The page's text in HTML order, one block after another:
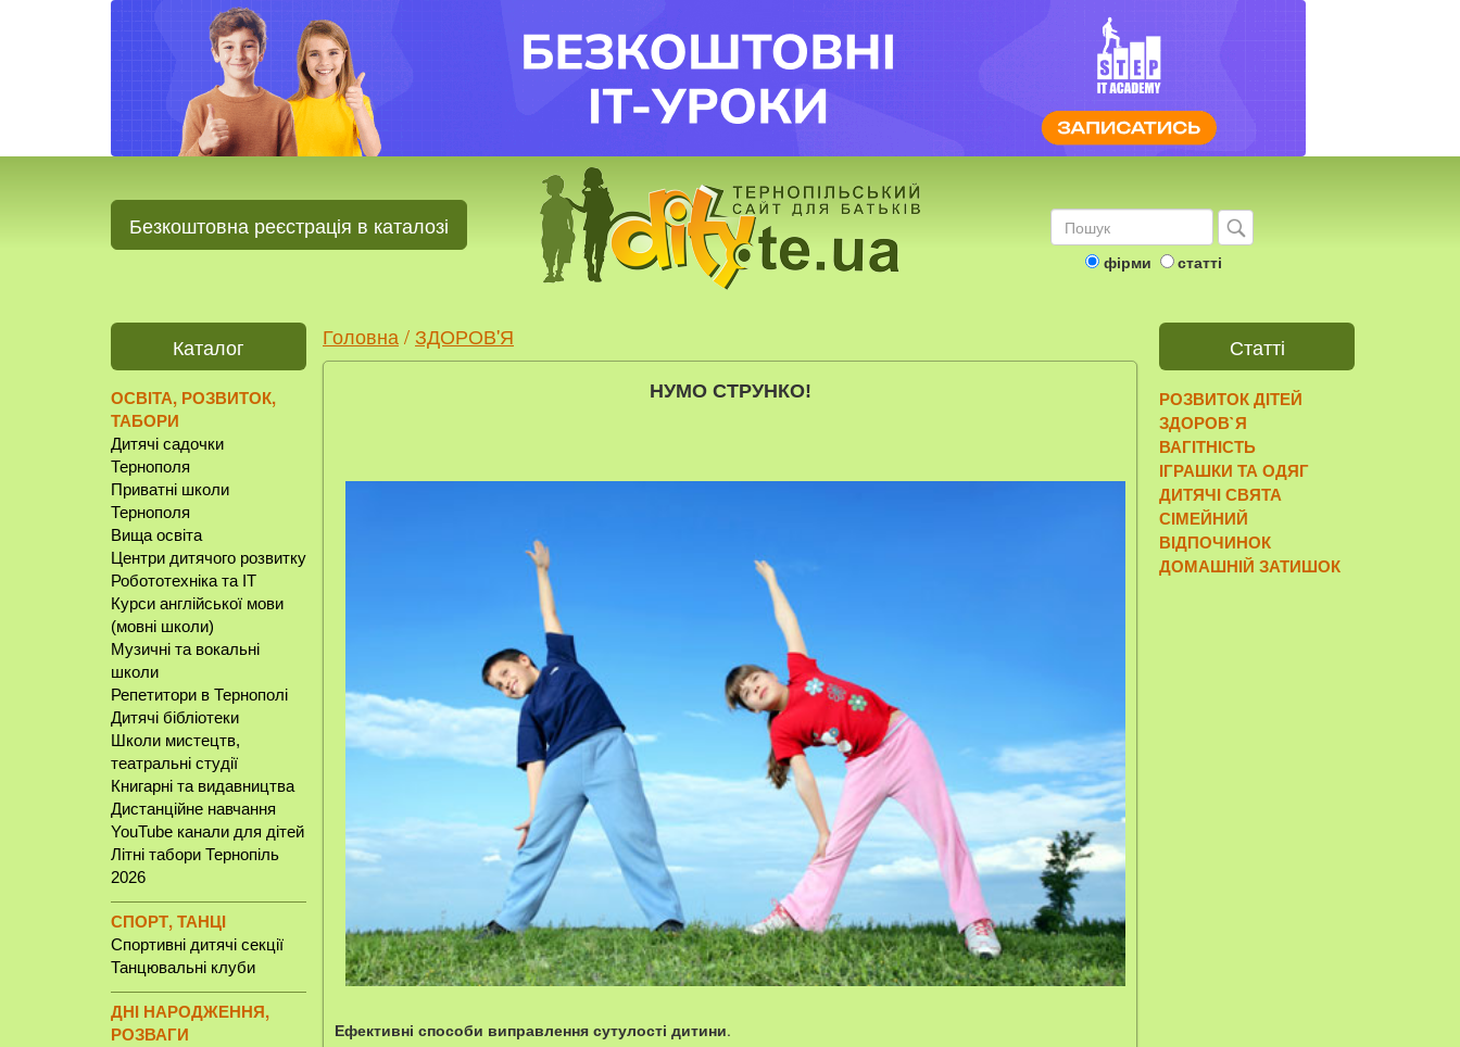
Безкоштовна реєстрація в каталозі
фірми статті
Каталог
ОСВІТА, РОЗВИТОК,
ТАБОРИ
Дитячі садочки
Тернополя
Приватні школи
Тернополя
Вища освіта
Центри дитячого розвитку
Робототехніка та IT
Курси англійської мови
(мовні школи)
Музичні та вокальні
школи
Репетитори в Тернополі
Дитячі бібліотеки
Школи мистецтв,
театральні студії
Книгарні та видавництва
Дистанційне навчання
YouTube канали для дітей
Літні табори Тернопіль
2026
СПОРТ, ТАНЦІ
Спортивні дитячі секції
Танцювальні клуби
ДНІ НАРОДЖЕННЯ,
РОЗВАГИ
Головна / ЗДОРОВ'Я
НУМО СТРУНКО!
Ефективні способи виправлення сутулості дитини.
Статті
РОЗВИТОК ДІТЕЙ
ЗДОРОВ`Я
ВАГІТНІСТЬ
ІГРАШКИ ТА ОДЯГ
ДИТЯЧІ СВЯТА
СІМЕЙНИЙ
ВІДПОЧИНОК
ДОМАШНІЙ ЗАТИШОК